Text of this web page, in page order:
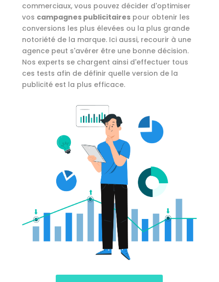
commerciaux, vous pouvez décider d'optimiser
vos campagnes publicitairespour obtenir les
conversions les plus élevées ou la plus grande
notoriété de la marque. Ici aussi, recourir à une
agence peut s'avérer être une bonne décision.
Nos experts se chargent ainsi d'effectuer tous
ces tests afin de définir quelle version de la
publicité est la plus efficace.